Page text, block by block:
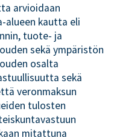
arvioidaan
alueen kautta eli
tuote- ja
sekä ympäristön
osalta
sekä
veronmaksun
tulosten
mitattuna